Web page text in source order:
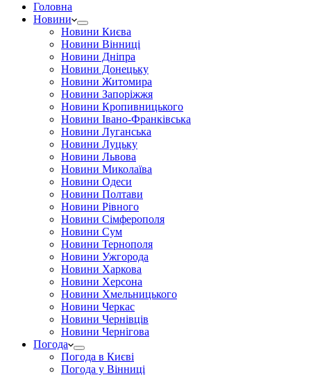
Головна
Новини
Новини Києва
Новини Вінниці
Новини Дніпра
Новини Донецьку
Новини Житомира
Новини Запоріжжя
Новини Кропивницького
Новини Івано-Франківська
Новини Луганська
Новини Луцьку
Новини Львова
Новини Миколаїва
Новини Одеси
Новини Полтави
Новини Рівного
Новини Сімферополя
Новини Сум
Новини Тернополя
Новини Ужгорода
Новини Харкова
Новини Херсона
Новини Хмельницького
Новини Черкас
Новини Чернівців
Новини Чернігова
Погода
Погода в Києві
Погода у Вінниці